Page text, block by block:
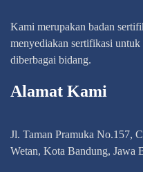
Kami merupakan badan
menyediakan sertifikasi untuk
diberbagai bidang.
Alamat Kami
Jl. Taman Pramuka No.157,
Wetan, Kota Bandung, Jawa